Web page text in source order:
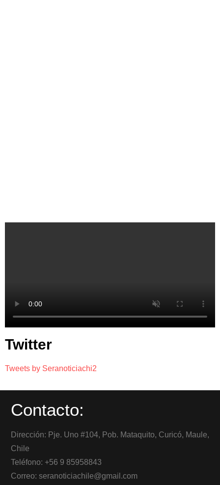
Twitter
Tweets by Seranoticiachi2
Contacto:
Dirección: Pje. Uno #104, Pob. Mataquito, Curicó, Maule,
Chile
Teléfono: +56 9 85958843
Correo: seranoticiachile@gmail.com